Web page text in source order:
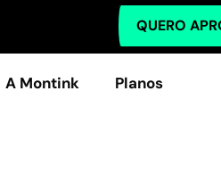
QUERO
TODOS OS
A Montink Planos